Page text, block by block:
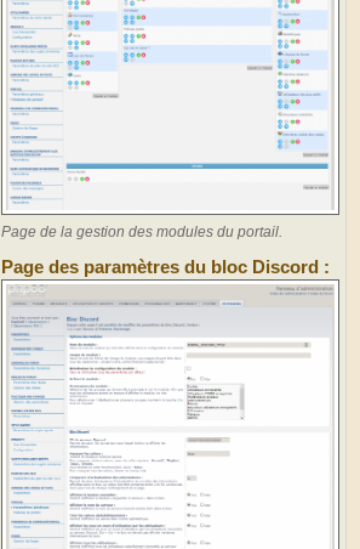
Page de la gestion des modules du portail.
Page des paramètres du bloc Discord :